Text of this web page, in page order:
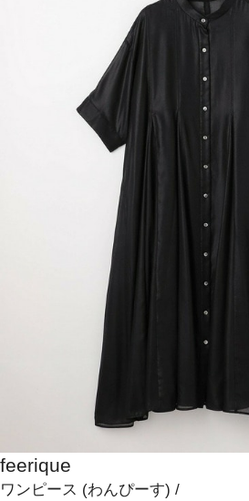
feerique
ワンピース (わんぴーす) /